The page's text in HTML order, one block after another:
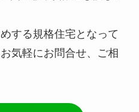
する規格住宅となって
気軽にお問合せ、ご相